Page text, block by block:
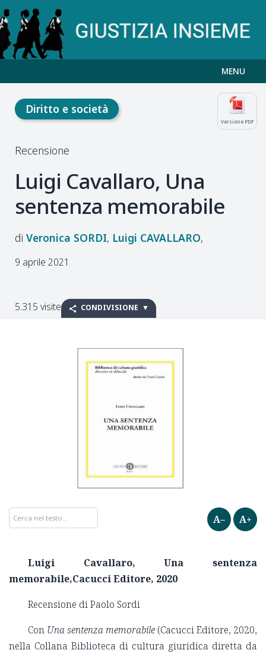
MENU
Versione PDF
Diritto e società
Recensione
Luigi Cavallaro, Una
sentenza memorabile
Veronica SORDI Luigi CAVALLARO
9 aprile 2021
5.315 visite CONDIVISIONE
A– A+
Luigi Cavallaro, Una sentenza
memorabile,Cacucci Editore, 2020
Recensione di Paolo Sordi
Con Una sentenza memorabile (Cacucci Editore, 2020,
nella Collana Biblioteca di cultura giuridica diretta da